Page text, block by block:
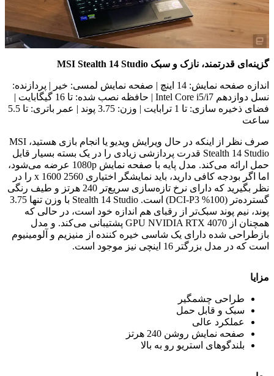
گزینه‌ای قدرتمند، نازک و سبک MSI Stealth 14 Studio
اندازه صفحه نمایش: 14 اینچ | صفحه نمایش لمسی: خیر | پردازنده:
نسل دوازدهم Intel Core i5/i7 | حافظه نصب شده: تا 16 گیگابایت |
فضای ذخیره سازی: تا 1 ترابایت | وزن: 3.75 پوند | عمر باتری: تا 5.5
ساعت
صرف نظر از اینکه در حال ویرایش ویدیو یا انجام بازی هستید، MSI
Stealth 14 Studio قدرت پردازشی زیادی را در یک بسته بسیار قابل
حمل ارائه می‌کند. مدل پایه با صفحه نمایش 1080p عرضه می‌شود،
اما اگر بودجه کافی دارید، باید نمایشگر اختیاری 2560 x 1600 را در
نظر بگیرید که دارای نرخ تازه‌سازی سریع‌تر 240 هرتز و طیف رنگی
گسترده‌تر (100% DCI-P3) است. Stealth 14 Studio با وزن تنها 3.75
پوند، نیم پوند سبک‌تر از رقبای هم اندازه خود است، در حالی که
همچنان از GPU NVIDIA RTX 4070 پشتیبانی می‌کند. و مدل
بازطراحی شده دارای یک شاسی خیره کننده از منیزیم و آلومینیوم
است که در مدل بزرگتر 16 اینچی نیز موجود است.
مزایا
طراحی چشمگیر
سبک و قابل حمل
عملکرد عالی
صفحه نمایش روشن 240 هرتز
بلندگوهای استریو رو به بالا